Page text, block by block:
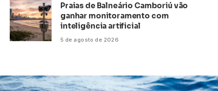
Praias de Balneário Camboriú vão
ganhar monitoramento com
inteligência artificial
5 de agosto de 2026